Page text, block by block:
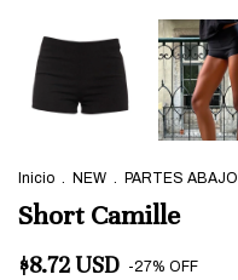
Inicio . NEW . PARTES ABAJO
Short Camille
$8.72 USD -27% OFF